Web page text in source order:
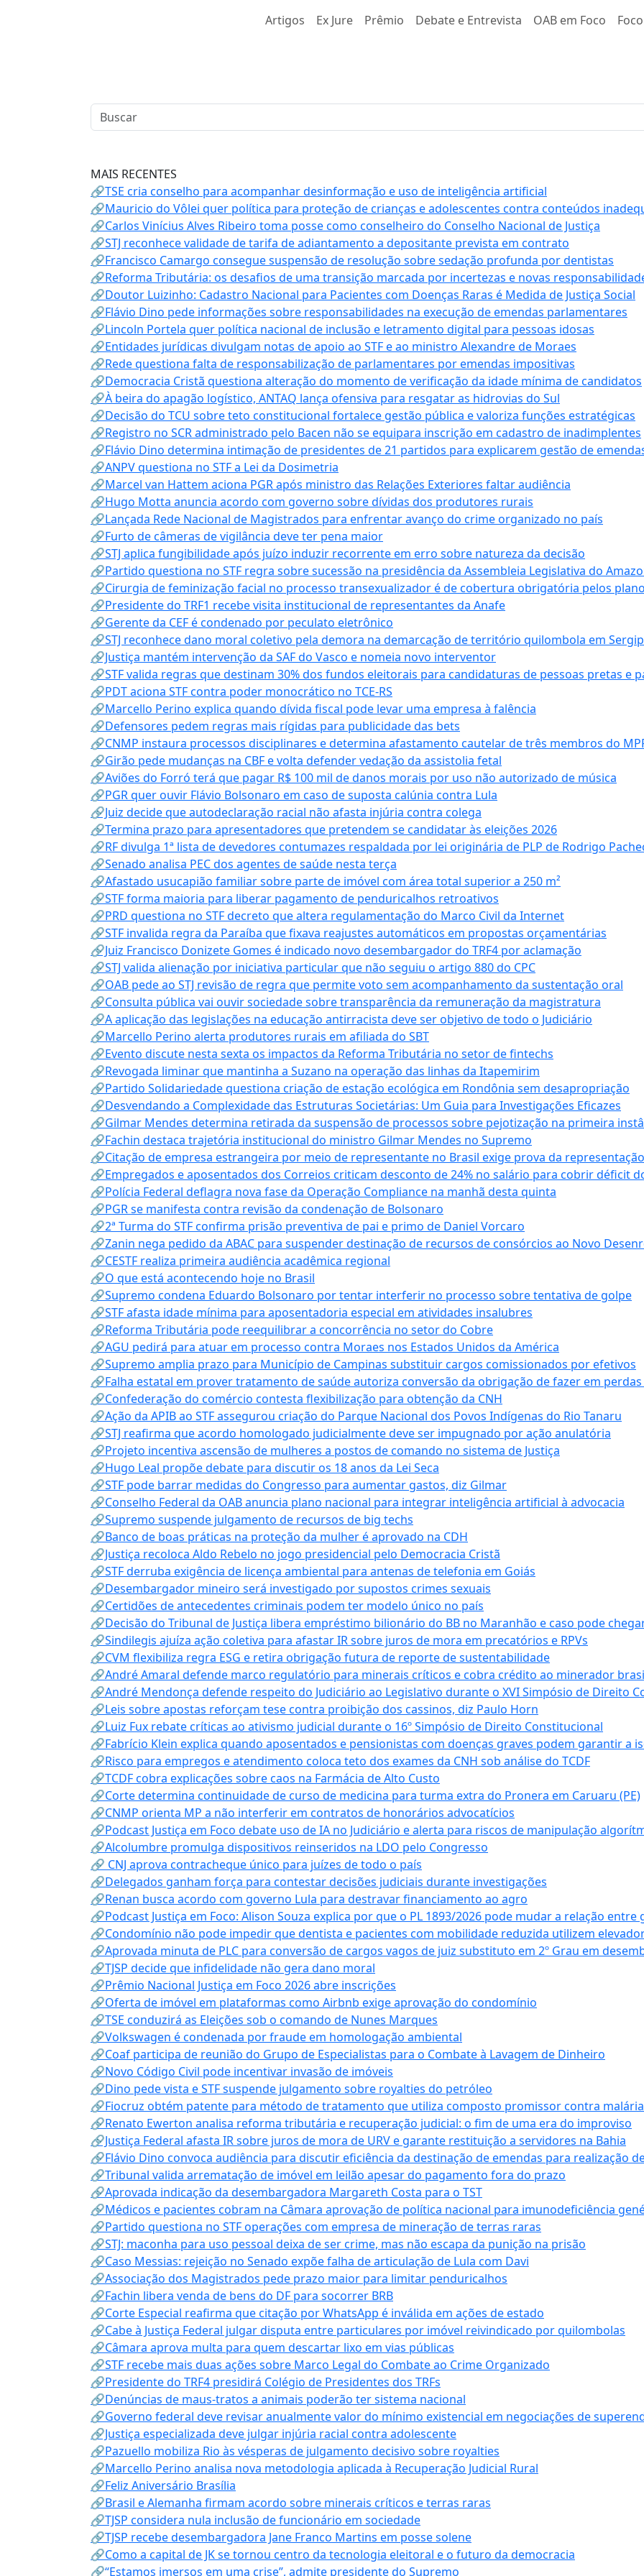
Artigos Ex Jure Prêmio Debate e Entrevista OAB em Foco
MAIS RECENTES
🔗TSE cria conselho para acompanhar desinformação e uso de inteligência artificial
🔗Mauricio do Vôlei quer política para proteção de crianças e adolescentes contra conteúdos
🔗Carlos Vinícius Alves Ribeiro toma posse como conselheiro do Conselho Nacional de Justiça
🔗STJ reconhece validade de tarifa de adiantamento a depositante prevista em contrato
🔗Francisco Camargo consegue suspensão de resolução sobre sedação profunda por dentistas
🔗Reforma Tributária: os desafios de uma transição marcada por incertezas e novas
🔗Doutor Luizinho: Cadastro Nacional para Pacientes com Doenças Raras é Medida de Justiça Social
🔗Flávio Dino pede informações sobre responsabilidades na execução de emendas parlamentares
🔗Lincoln Portela quer política nacional de inclusão e letramento digital para pessoas idosas
🔗Entidades jurídicas divulgam notas de apoio ao STF e ao ministro Alexandre de Moraes
🔗Rede questiona falta de responsabilização de parlamentares por emendas impositivas
🔗Democracia Cristã questiona alteração do momento de verificação da idade mínima de candidatos
🔗À beira do apagão logístico, ANTAQ lança ofensiva para resgatar as hidrovias do Sul
🔗Decisão do TCU sobre teto constitucional fortalece gestão pública e valoriza funções estratégicas
🔗Registro no SCR administrado pelo Bacen não se equipara inscrição em cadastro de inadimplentes
🔗Flávio Dino determina intimação de presidentes de 21 partidos para explicarem gestão de
🔗ANPV questiona no STF a Lei da Dosimetria
🔗Marcel van Hattem aciona PGR após ministro das Relações Exteriores faltar audiência
🔗Hugo Motta anuncia acordo com governo sobre dívidas dos produtores rurais
🔗Lançada Rede Nacional de Magistrados para enfrentar avanço do crime organizado no país
🔗Furto de câmeras de vigilância deve ter pena maior
🔗STJ aplica fungibilidade após juízo induzir recorrente em erro sobre natureza da decisão
🔗Partido questiona no STF regra sobre sucessão na presidência da Assembleia Legislativa do
🔗Cirurgia de feminização facial no processo transexualizador é de cobertura obrigatória pelos
🔗Presidente do TRF1 recebe visita institucional de representantes da Anafe
🔗Gerente da CEF é condenado por peculato eletrônico
🔗STJ reconhece dano moral coletivo pela demora na demarcação de território quilombola em
🔗Justiça mantém intervenção da SAF do Vasco e nomeia novo interventor
🔗STF valida regras que destinam 30% dos fundos eleitorais para candidaturas de pessoas pretas e
🔗PDT aciona STF contra poder monocrático no TCE-RS
🔗Marcello Perino explica quando dívida fiscal pode levar uma empresa à falência
🔗Defensores pedem regras mais rígidas para publicidade das bets
🔗CNMP instaura processos disciplinares e determina afastamento cautelar de três membros do
🔗Girão pede mudanças na CBF e volta defender vedação da assistolia fetal
🔗Aviões do Forró terá que pagar R$ 100 mil de danos morais por uso não autorizado de música
🔗PGR quer ouvir Flávio Bolsonaro em caso de suposta calúnia contra Lula
🔗Juiz decide que autodeclaração racial não afasta injúria contra colega
🔗Termina prazo para apresentadores que pretendem se candidatar às eleições 2026
🔗RF divulga 1ª lista de devedores contumazes respaldada por lei originária de PLP de Rodrigo
🔗Senado analisa PEC dos agentes de saúde nesta terça
🔗Afastado usucapião familiar sobre parte de imóvel com área total superior a 250 m²
🔗STF forma maioria para liberar pagamento de penduricalhos retroativos
🔗PRD questiona no STF decreto que altera regulamentação do Marco Civil da Internet
🔗STF invalida regra da Paraíba que fixava reajustes automáticos em propostas orçamentárias
🔗Juiz Francisco Donizete Gomes é indicado novo desembargador do TRF4 por aclamação
🔗STJ valida alienação por iniciativa particular que não seguiu o artigo 880 do CPC
🔗OAB pede ao STJ revisão de regra que permite voto sem acompanhamento da sustentação oral
🔗Consulta pública vai ouvir sociedade sobre transparência da remuneração da magistratura
🔗A aplicação das legislações na educação antirracista deve ser objetivo de todo o Judiciário
🔗Marcello Perino alerta produtores rurais em afiliada do SBT
🔗Evento discute nesta sexta os impactos da Reforma Tributária no setor de fintechs
🔗Revogada liminar que mantinha a Suzano na operação das linhas da Itapemirim
🔗Partido Solidariedade questiona criação de estação ecológica em Rondônia sem desapropriação
🔗Desvendando a Complexidade das Estruturas Societárias: Um Guia para Investigações Eficazes
🔗Gilmar Mendes determina retirada da suspensão de processos sobre pejotização na primeira
🔗Fachin destaca trajetória institucional do ministro Gilmar Mendes no Supremo
🔗Citação de empresa estrangeira por meio de representante no Brasil exige prova da representação
🔗Empregados e aposentados dos Correios criticam desconto de 24% no salário para cobrir déficit
🔗Polícia Federal deflagra nova fase da Operação Compliance na manhã desta quinta
🔗PGR se manifesta contra revisão da condenação de Bolsonaro
🔗2ª Turma do STF confirma prisão preventiva de pai e primo de Daniel Vorcaro
🔗Zanin nega pedido da ABAC para suspender destinação de recursos de consórcios ao Novo
🔗CESTF realiza primeira audiência acadêmica regional
🔗O que está acontecendo hoje no Brasil
🔗Supremo condena Eduardo Bolsonaro por tentar interferir no processo sobre tentativa de golpe
🔗STF afasta idade mínima para aposentadoria especial em atividades insalubres
🔗Reforma Tributária pode reequilibrar a concorrência no setor do Cobre
🔗AGU pedirá para atuar em processo contra Moraes nos Estados Unidos da América
🔗Supremo amplia prazo para Município de Campinas substituir cargos comissionados por efetivos
🔗Falha estatal em prover tratamento de saúde autoriza conversão da obrigação de fazer em perdas
🔗Confederação do comércio contesta flexibilização para obtenção da CNH
🔗Ação da APIB ao STF assegurou criação do Parque Nacional dos Povos Indígenas do Rio Tanaru
🔗STJ reafirma que acordo homologado judicialmente deve ser impugnado por ação anulatória
🔗Projeto incentiva ascensão de mulheres a postos de comando no sistema de Justiça
🔗Hugo Leal propõe debate para discutir os 18 anos da Lei Seca
🔗STF pode barrar medidas do Congresso para aumentar gastos, diz Gilmar
🔗Conselho Federal da OAB anuncia plano nacional para integrar inteligência artificial à advocacia
🔗Supremo suspende julgamento de recursos de big techs
🔗Banco de boas práticas na proteção da mulher é aprovado na CDH
🔗Justiça recoloca Aldo Rebelo no jogo presidencial pelo Democracia Cristã
🔗STF derruba exigência de licença ambiental para antenas de telefonia em Goiás
🔗Desembargador mineiro será investigado por supostos crimes sexuais
🔗Certidões de antecedentes criminais podem ter modelo único no país
🔗Decisão do Tribunal de Justiça libera empréstimo bilionário do BB no Maranhão e caso pode chegar
🔗Sindilegis ajuíza ação coletiva para afastar IR sobre juros de mora em precatórios e RPVs
🔗CVM flexibiliza regra ESG e retira obrigação futura de reporte de sustentabilidade
🔗André Amaral defende marco regulatório para minerais críticos e cobra crédito ao minerador
🔗André Mendonça defende respeito do Judiciário ao Legislativo durante o XVI Simpósio de Direito
🔗Leis sobre apostas reforçam tese contra proibição dos cassinos, diz Paulo Horn
🔗Luiz Fux rebate críticas ao ativismo judicial durante o 16º Simpósio de Direito Constitucional
🔗Fabrício Klein explica quando aposentados e pensionistas com doenças graves podem garantir a
🔗Risco para empregos e atendimento coloca teto dos exames da CNH sob análise do TCDF
🔗TCDF cobra explicações sobre caos na Farmácia de Alto Custo
🔗Corte determina continuidade de curso de medicina para turma extra do Pronera em Caruaru (PE)
🔗CNMP orienta MP a não interferir em contratos de honorários advocatícios
🔗Podcast Justiça em Foco debate uso de IA no Judiciário e alerta para riscos de manipulação
🔗Alcolumbre promulga dispositivos reinseridos na LDO pelo Congresso
🔗 CNJ aprova contracheque único para juízes de todo o país
🔗Delegados ganham força para contestar decisões judiciais durante investigações
🔗Renan busca acordo com governo Lula para destravar financiamento ao agro
🔗Podcast Justiça em Foco: Alison Souza explica por que o PL 1893/2026 pode mudar a relação
🔗Condomínio não pode impedir que dentista e pacientes com mobilidade reduzida utilizem
🔗Aprovada minuta de PLC para conversão de cargos vagos de juiz substituto em 2º Grau em
🔗TJSP decide que infidelidade não gera dano moral
🔗Prêmio Nacional Justiça em Foco 2026 abre inscrições
🔗Oferta de imóvel em plataformas como Airbnb exige aprovação do condomínio
🔗TSE conduzirá as Eleições sob o comando de Nunes Marques
🔗Volkswagen é condenada por fraude em homologação ambiental
🔗Coaf participa de reunião do Grupo de Especialistas para o Combate à Lavagem de Dinheiro
🔗Novo Código Civil pode incentivar invasão de imóveis
🔗Dino pede vista e STF suspende julgamento sobre royalties do petróleo
🔗Fiocruz obtém patente para método de tratamento que utiliza composto promissor contra
🔗Renato Ewerton analisa reforma tributária e recuperação judicial: o fim de uma era do improviso
🔗Justiça Federal afasta IR sobre juros de mora de URV e garante restituição a servidores na Bahia
🔗Flávio Dino convoca audiência para discutir eficiência da destinação de emendas para realização
🔗Tribunal valida arrematação de imóvel em leilão apesar do pagamento fora do prazo
🔗Aprovada indicação da desembargadora Margareth Costa para o TST
🔗Médicos e pacientes cobram na Câmara aprovação de política nacional para imunodeficiência
🔗Partido questiona no STF operações com empresa de mineração de terras raras
🔗STJ: maconha para uso pessoal deixa de ser crime, mas não escapa da punição na prisão
🔗Caso Messias: rejeição no Senado expõe falha de articulação de Lula com Davi
🔗Associação dos Magistrados pede prazo maior para limitar penduricalhos
🔗Fachin libera venda de bens do DF para socorrer BRB
🔗Corte Especial reafirma que citação por WhatsApp é inválida em ações de estado
🔗Cabe à Justiça Federal julgar disputa entre particulares por imóvel reivindicado por quilombolas
🔗Câmara aprova multa para quem descartar lixo em vias públicas
🔗STF recebe mais duas ações sobre Marco Legal do Combate ao Crime Organizado
🔗Presidente do TRF4 presidirá Colégio de Presidentes dos TRFs
🔗Denúncias de maus-tratos a animais poderão ter sistema nacional
🔗Governo federal deve revisar anualmente valor do mínimo existencial em negociações de
🔗Justiça especializada deve julgar injúria racial contra adolescente
🔗Pazuello mobiliza Rio às vésperas de julgamento decisivo sobre royalties
🔗Marcello Perino analisa nova metodologia aplicada à Recuperação Judicial Rural
🔗Feliz Aniversário Brasília
🔗Brasil e Alemanha firmam acordo sobre minerais críticos e terras raras
🔗TJSP considera nula inclusão de funcionário em sociedade
🔗TJSP recebe desembargadora Jane Franco Martins em posse solene
🔗Como a capital de JK se tornou centro da tecnologia eleitoral e o futuro da democracia
🔗“Estamos imersos em uma crise”, admite presidente do Supremo